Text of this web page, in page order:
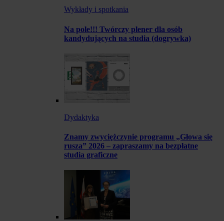
Wykłady i spotkania
Na pole!!! Twórczy plener dla osób
kandydujących na studia (dogrywka)
Dydaktyka
Znamy zwyciężczynie programu „Głowa się
rusza” 2026 – zapraszamy na bezpłatne
studia graficzne